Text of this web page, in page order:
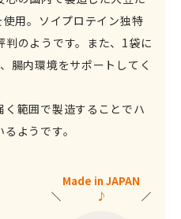
用。ソイプロテイン独特
判のようです。また、1袋に
腸内環境をサポートしてく
範囲で製造することでハ
ようです。
Made in JAPAN
♪